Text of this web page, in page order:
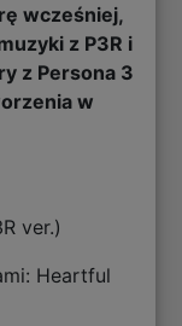
wcześniej,
z P3R i
z Persona 3
w
ver.)
Heartful